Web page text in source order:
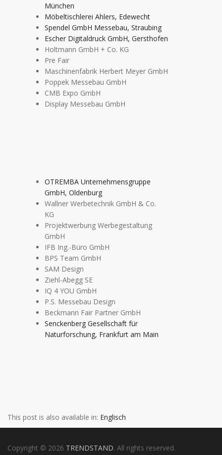
München
Möbeltischlerei Ahlers, Edewecht
Spendel GmbH Messebau, Straubing
Escher Digitaldruck GmbH, Gersthofen
Holtmann GmbH + Co. KG
Pre Fair
Maschinenfabrik Herbert Meyer GmbH
Poppek Messebau GmbH
CMB Expo GmbH
Display Messebau GmbH
OTREMBA Unternehmensgruppe
GmbH, Oldenburg
Wallner Werbetechnik GmbH & Co.
KG
Projektwerbung Werbegestaltung
GmbH
IFB Ing.-Büro GmbH
BPS Team GmbH
SAM Design
Ziehl-Abegg SE
IQ 4 YOU GmbH
P.S. Messebau Design
Beckmann Fair Partner GmbH
Senckenberg Gesellschaft für
Naturforschung, Frankfurt am Main
This post is also available in: Englisch
Copyright © 2026 TRENDSTAND. All rights reserved.